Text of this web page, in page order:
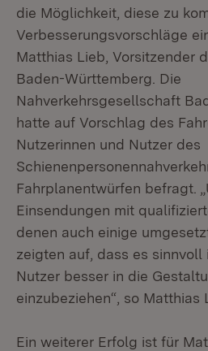
die Möglichkeit, diese zu
Verbesserungsvorschläge
Matthias Lieb, Vorsitzender
Baden-Württemberg. Die
Nahverkehrsgesellschaft
hatte auf Vorschlag des
Nutzerinnen und Nutzer des
Fahrplanentwürfen befragt.
Einsendungen mit
denen auch einige
zeigten auf, dass es sinnvoll
Nutzer besser in die
einzubeziehen“, so Matthias
Ein weiterer Erfolg ist für